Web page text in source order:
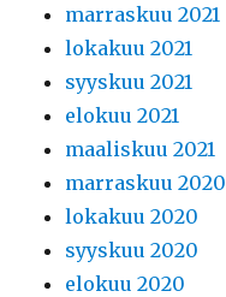
marraskuu 2021
lokakuu 2021
syyskuu 2021
elokuu 2021
maaliskuu 2021
marraskuu 2020
lokakuu 2020
syyskuu 2020
elokuu 2020